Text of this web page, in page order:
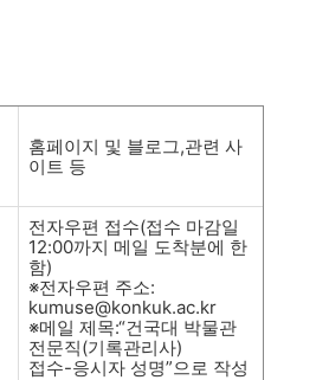
홈페이지 및 블로그,관련 사
이트 등
전자우편 접수(접수 마감일
12:00까지 메일 도착분에 한
함)
※전자우편 주소:
kumuse@konkuk.ac.kr
※메일 제목:“건국대 박물관
전문직(기록관리사)
접수-응시자 성명”으로 작성